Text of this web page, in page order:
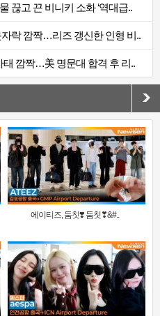
끊고 끈 비니키 소화 ‘역대급..
락 깜짝…리즈 갱신한 인형 비..
태 깜짝…美 명문대 합격 후 리..
에이티즈, 둠칫❣️ 둠칫❣&#..